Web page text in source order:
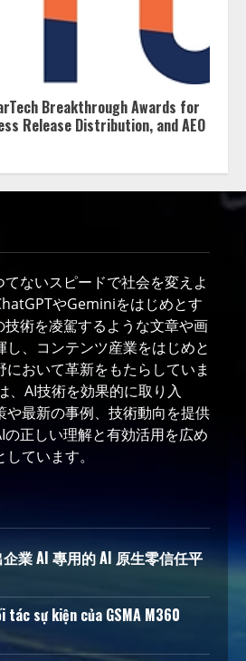
Breakthrough Awards for
Release Distribution, and AEO
ないスピードで社会を変えよ
やGeminiをはじめとす
技術を凌駕するような文章や画
、コンテンツ産業をはじめと
において革新をもたらしていま
、AI技術を効果的に取り入
や最新の事例、技術動向を提供
正しい理解と有効活用を広め
ています。
企業 AI 專用的 AI 原生零信任平
sự kiện của GSMA M360